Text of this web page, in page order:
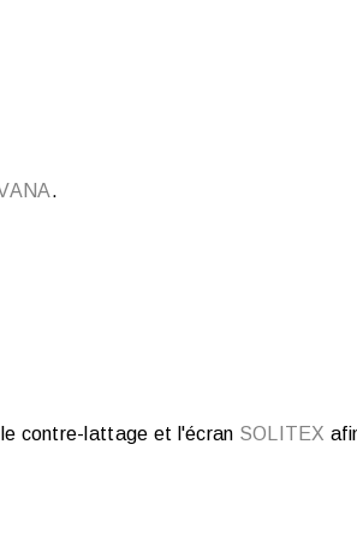
.
contre-lattage et l'écran SOLITEX